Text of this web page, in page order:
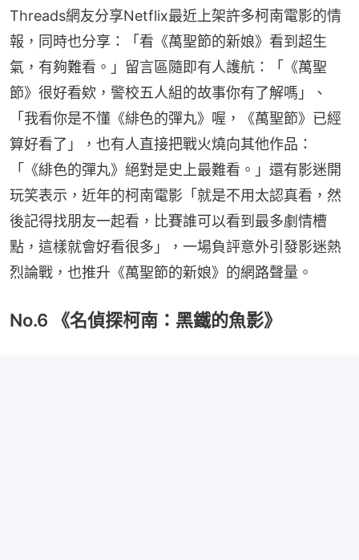
Threads網友分享Netflix最近上架許多柯南電影的情
報，同時也分享：「看《萬聖節的新娘》看到超生
氣，有夠難看。」留言區隨即有人護航：「《萬聖
節》很好看欸，警校五人組的故事你有了解嗎」、
「我看你是不懂《緋色的彈丸》喔，《萬聖節》已經
算好看了」，也有人直接把戰火燒向其他作品：
「《緋色的彈丸》絕對是史上最難看。」還有影迷開
玩笑表示，近年的柯南電影「就是不用太認真看，然
後記得找朋友一起看，比賽誰可以看到最多劇情槽
點，這樣就會好看很多」，一場負評意外引發影迷熱
烈論戰，也推升《萬聖節的新娘》的網路聲量。
No.6 《名偵探柯南：黑鐵的魚影》